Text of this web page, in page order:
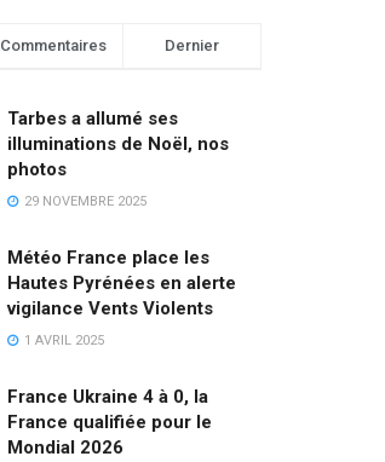
Commentaires Dernier
Tarbes a allumé ses
illuminations de Noël, nos
photos
29 NOVEMBRE 2025
Météo France place les
Hautes Pyrénées en alerte
vigilance Vents Violents
1 AVRIL 2025
France Ukraine 4 à 0, la
France qualifiée pour le
Mondial 2026